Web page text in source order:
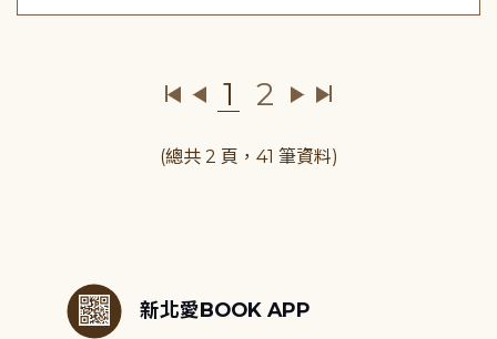
1 2
(總共 2 頁，41 筆資料)
新北愛BOOK APP